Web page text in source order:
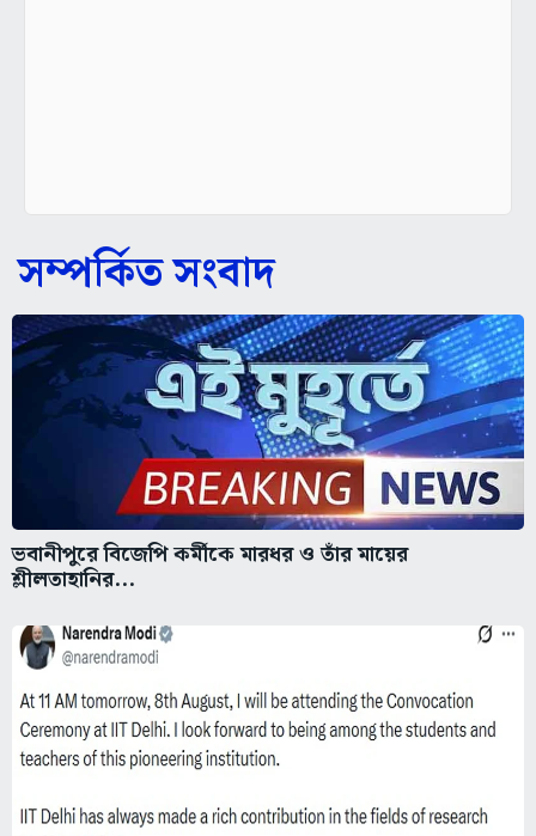
সম্পর্কিত সংবাদ
ভবানীপুরে বিজেপি কর্মীকে মারধর ও তাঁর মায়ের
শ্লীলতাহানির...